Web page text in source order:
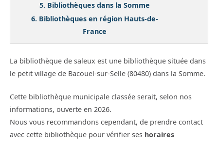
5. Bibliothèques dans la Somme
6. Bibliothèques en région Hauts-de-
France
La bibliothèque de saleux est une bibliothèque située dans
le petit village de Bacouel-sur-Selle (80480) dans la Somme.
Cette bibliothèque municipale classée serait, selon nos
informations, ouverte en 2026.
Nous vous recommandons cependant, de prendre contact
avec cette bibliothèque pour vérifier ses horaires